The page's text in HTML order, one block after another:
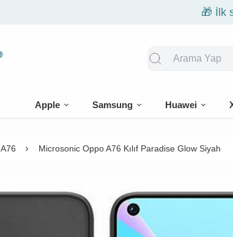
🎁 İlk
Apple Samsung Huawei
A76 Microsonic Oppo A76 Kılıf Paradise Glow Siyah